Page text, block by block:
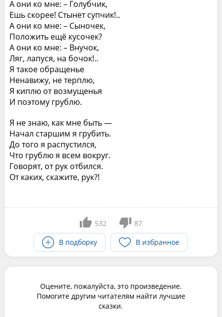
А они ко мне: – Голубчик,
Ешь скорее! Стынет супчик!..
А они ко мне: – Сыночек,
Положить ещё кусочек?
А они ко мне: – Внучок,
Ляг, лапуся, на бочок!..
Я такое обращенье
Ненавижу, не терплю,
Я киплю от возмущенья
И поэтому грублю.
Я не знаю, как мне быть —
Начал старшим я грубить.
До того я распустился,
Что грублю я всем вокруг.
Говорят, от рук отбился.
От каких, скажите, рук?!
532
87
В подборку
В избранное
Оцените, пожалуйста, это произведение.
Помогите другим читателям найти лучшие
сказки.